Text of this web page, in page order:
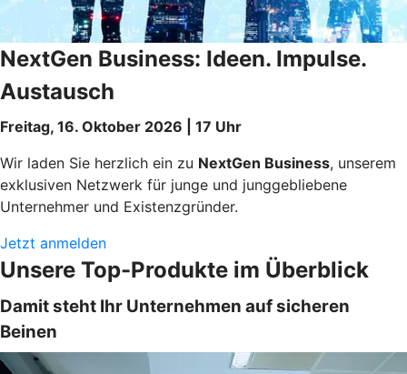
NextGen Business: Ideen. Impulse.
Austausch
Freitag, 16. Oktober 2026 | 17 Uhr
Wir laden Sie herzlich ein zu NextGen Business, unserem
exklusiven Netzwerk für junge und junggebliebene
Unternehmer und Existenzgründer.
Jetzt anmelden
Unsere Top-Produkte im Überblick
Damit steht Ihr Unternehmen auf sicheren
Beinen